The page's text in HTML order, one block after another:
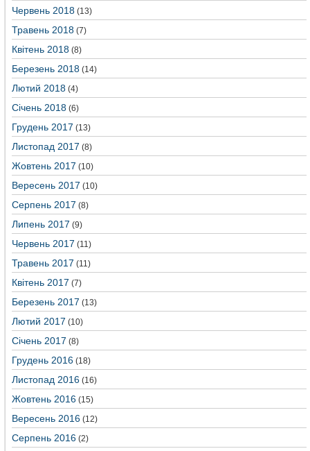
Червень 2018 (13)
Травень 2018 (7)
Квітень 2018 (8)
Березень 2018 (14)
Лютий 2018 (4)
Січень 2018 (6)
Грудень 2017 (13)
Листопад 2017 (8)
Жовтень 2017 (10)
Вересень 2017 (10)
Серпень 2017 (8)
Липень 2017 (9)
Червень 2017 (11)
Травень 2017 (11)
Квітень 2017 (7)
Березень 2017 (13)
Лютий 2017 (10)
Січень 2017 (8)
Грудень 2016 (18)
Листопад 2016 (16)
Жовтень 2016 (15)
Вересень 2016 (12)
Серпень 2016 (2)